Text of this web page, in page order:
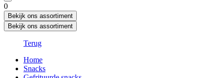
0
Bekijk ons assortiment
Bekijk ons assortiment
Terug
Home
Snacks